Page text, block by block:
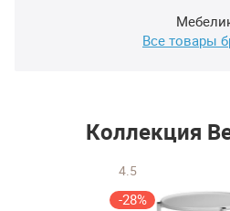
Все товары
Коллекция
4.5
-28%